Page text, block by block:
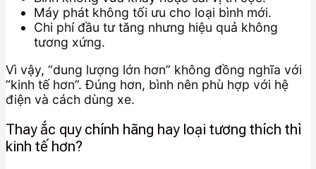
Máy phát không tối ưu cho loại bình mới.
Chi phí đầu tư tăng nhưng hiệu quả không
tương xứng.
Vì vậy, “dung lượng lớn hơn” không đồng nghĩa với
“kinh tế hơn”. Đúng hơn, bình nên phù hợp với hệ
điện và cách dùng xe.
Thay ắc quy chính hãng hay loại tương thích thì
kinh tế hơn?